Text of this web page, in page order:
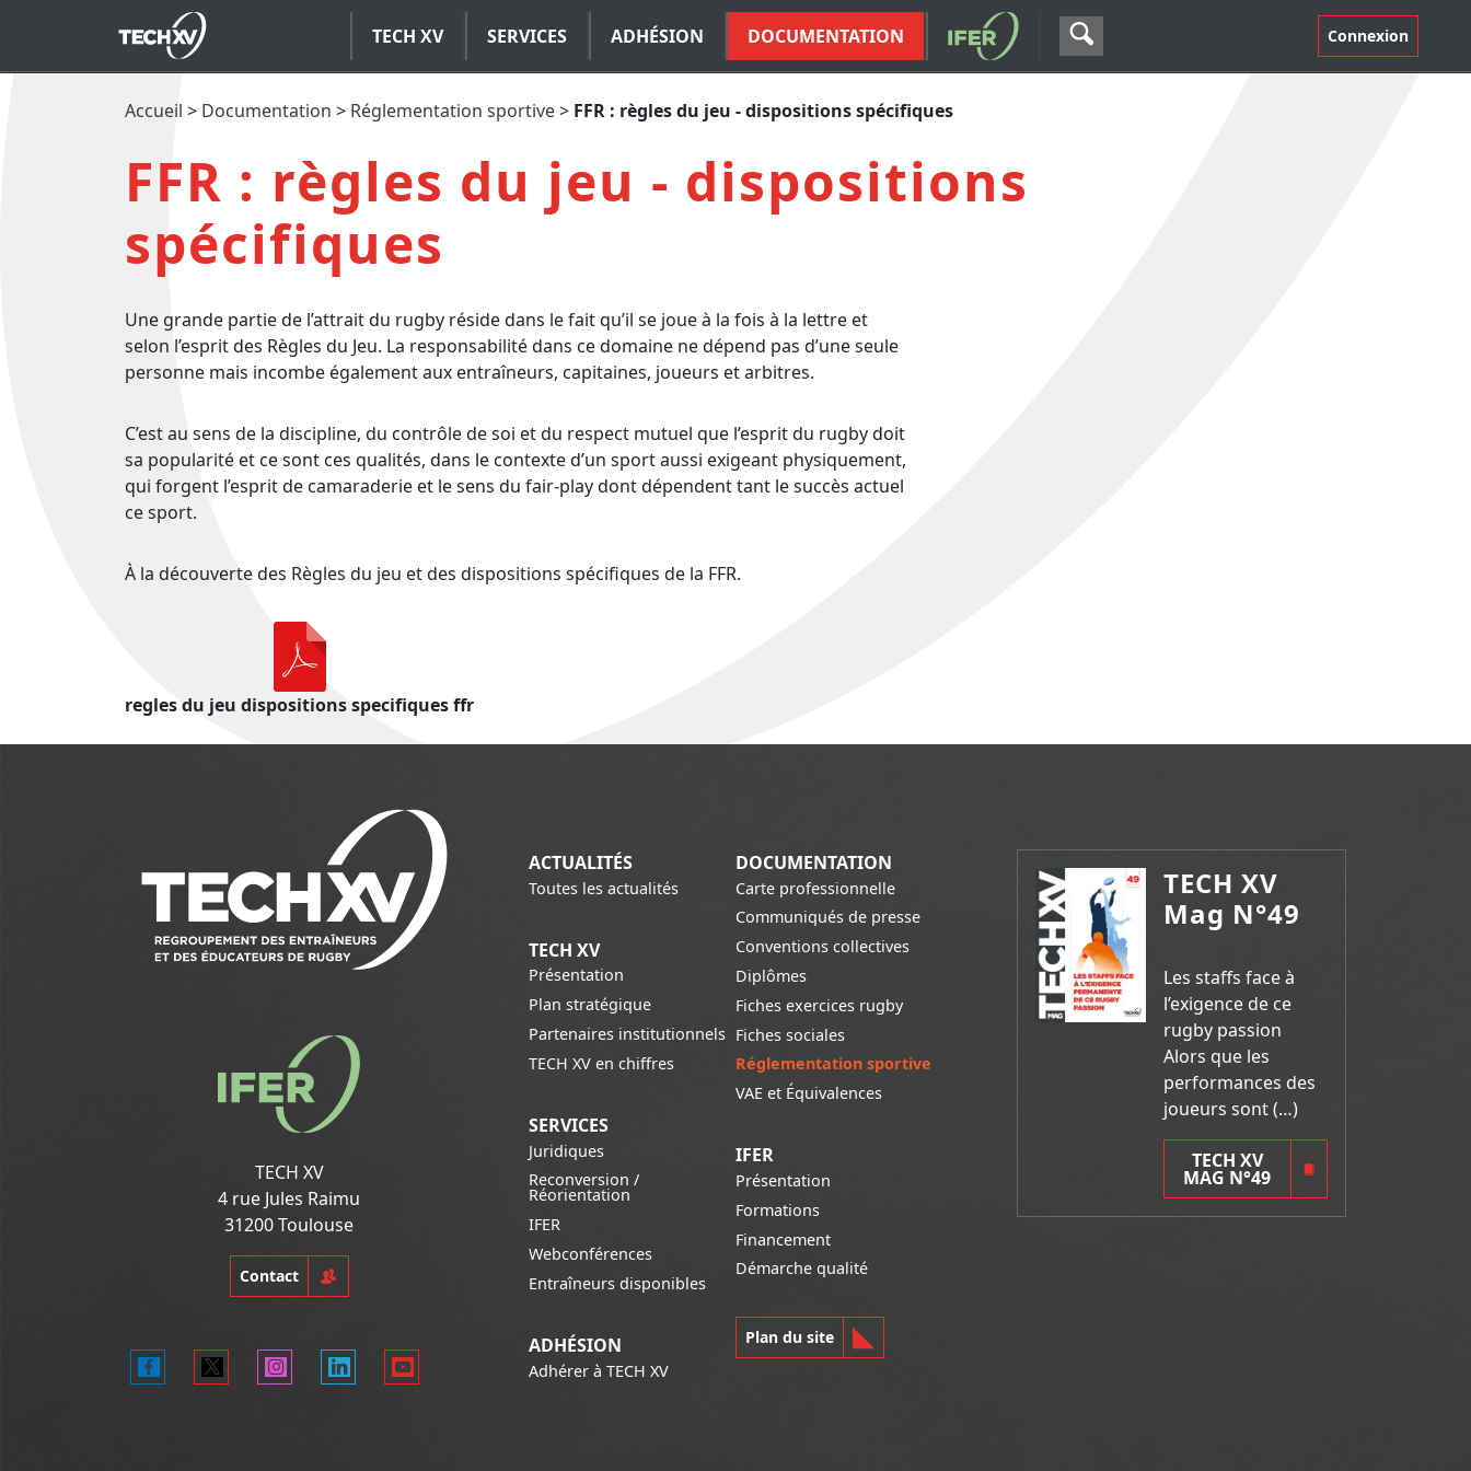
TECH XV SERVICES ADHÉSION DOCUMENTATION Connexion
Accueil > Documentation > Réglementation sportive> FFR : règles du jeu - dispositions spécifiques
FFR : règles du jeu - dispositions
spécifiques
Une grande partie de l’attrait du rugby réside dans le fait qu’il se joue à la fois à la lettre et
selon l’esprit des Règles du Jeu. La responsabilité dans ce domaine ne dépend pas d’une seule
personne mais incombe également aux entraîneurs, capitaines, joueurs et arbitres.
C’est au sens de la discipline, du contrôle de soi et du respect mutuel que l’esprit du rugby doit
sa popularité et ce sont ces qualités, dans le contexte d’un sport aussi exigeant physiquement,
qui forgent l’esprit de camaraderie et le sens du fair-play dont dépendent tant le succès actuel
ce sport.
À la découverte des Règles du jeu et des dispositions spécifiques de la FFR.
regles du jeu dispositions specifiques ffr
TECH XV
4 rue Jules Raimu
31200 Toulouse
Contact
ACTUALITÉS
Toutes les actualités
TECH XV
Présentation
Plan stratégique
Partenaires institutionnels
TECH XV en chiffres
SERVICES
Juridiques
Reconversion /
Réorientation
IFER
Webconférences
Entraîneurs disponibles
ADHÉSION
Adhérer à TECH XV
DOCUMENTATION
Carte professionnelle
Communiqués de presse
Conventions collectives
Diplômes
Fiches exercices rugby
Fiches sociales
Réglementation sportive
VAE et Équivalences
IFER
Présentation
Formations
Financement
Démarche qualité
Plan du site
TECH XV
Mag N°49
Les staffs face à
l’exigence de ce
rugby passion
Alors que les
performances des
joueurs sont (…)
TECH XV
MAG N°49